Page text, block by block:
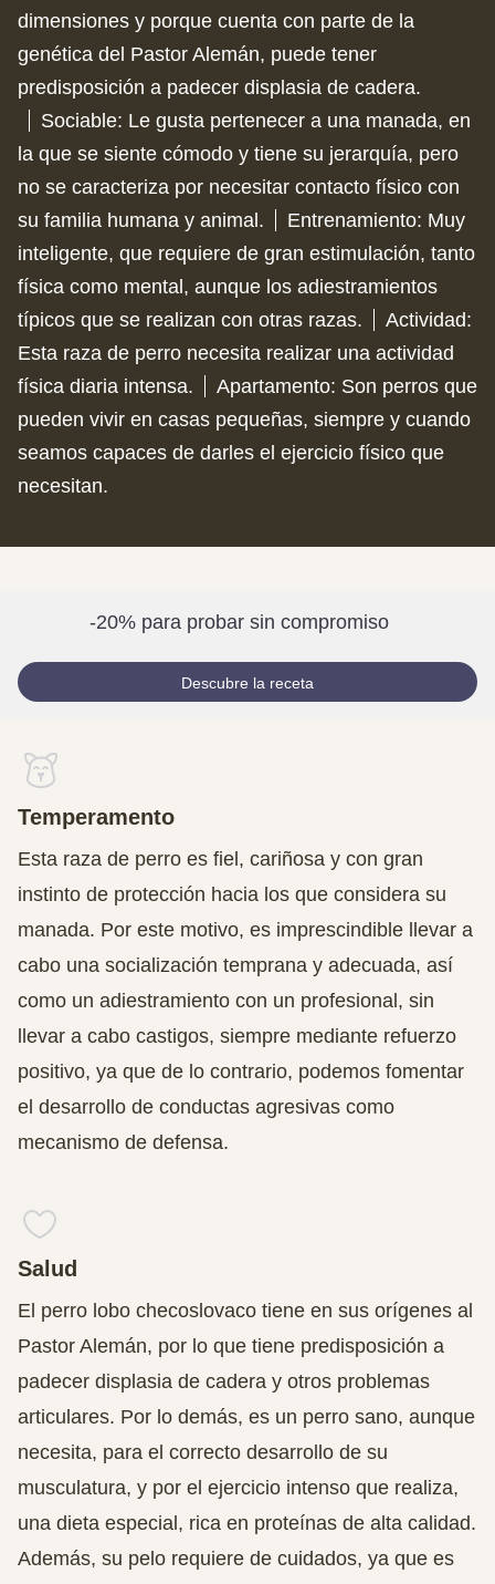
dimensiones y porque cuenta con parte de la
genética del Pastor Alemán, puede tener
predisposición a padecer displasia de cadera.
Sociable: Le gusta pertenecer a una manada, en
la que se siente cómodo y tiene su jerarquía, pero
no se caracteriza por necesitar contacto físico con
su familia humana y animal.
Entrenamiento: Muy
inteligente, que requiere de gran estimulación, tanto
física como mental, aunque los adiestramientos
típicos que se realizan con otras razas.
Actividad:
Esta raza de perro necesita realizar una actividad
física diaria intensa.
Apartamento: Son perros que
pueden vivir en casas pequeñas, siempre y cuando
seamos capaces de darles el ejercicio físico que
necesitan.
-20% para probar sin compromiso
Descubre la receta
Temperamento
Esta raza de perro es fiel, cariñosa y con gran
instinto de protección hacia los que considera su
manada. Por este motivo, es imprescindible llevar a
cabo una socialización temprana y adecuada, así
como un adiestramiento con un profesional, sin
llevar a cabo castigos, siempre mediante refuerzo
positivo, ya que de lo contrario, podemos fomentar
el desarrollo de conductas agresivas como
mecanismo de defensa.
Salud
El perro lobo checoslovaco tiene en sus orígenes al
Pastor Alemán, por lo que tiene predisposición a
padecer displasia de cadera y otros problemas
articulares. Por lo demás, es un perro sano, aunque
necesita, para el correcto desarrollo de su
musculatura, y por el ejercicio intenso que realiza,
una dieta especial, rica en proteínas de alta calidad.
Además, su pelo requiere de cuidados, ya que es